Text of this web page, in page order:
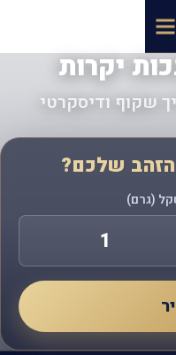
יקרות
שקוף ודיסקרטי
שלכם?
(גרם)